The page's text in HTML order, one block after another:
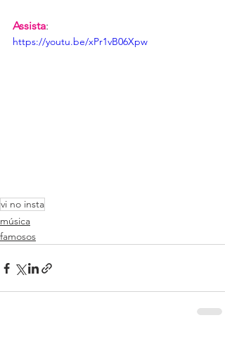
Assista:
https://youtu.be/xPr1vB06Xpw
vi no insta
música
famosos